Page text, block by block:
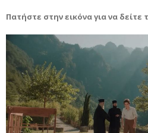
Πατήστε στην εικόνα για να δείτε